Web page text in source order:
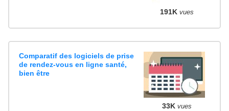
191K vues
Comparatif des logiciels de prise
de rendez-vous en ligne santé,
bien être
33K vues